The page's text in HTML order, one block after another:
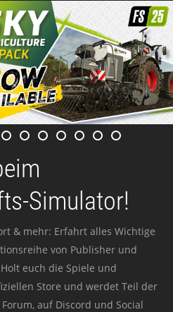
Simulator!
& mehr: Erfahrt alles Wichtige
von Publisher und
euch die Spiele und
Store und werdet Teil der
auf Discord und Social